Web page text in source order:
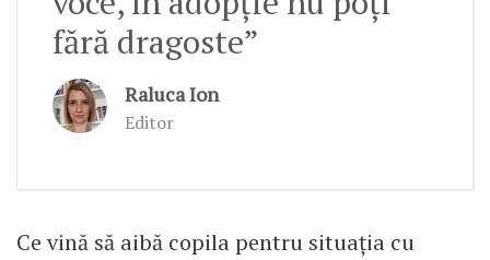
fără dragoste”
Raluca Ion
Editor
Ce vină să aibă copila pentru situația cu